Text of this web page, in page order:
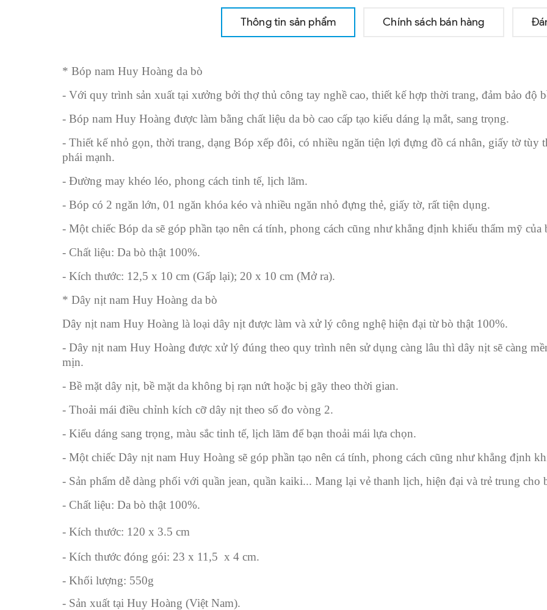
Thông tin sản phẩm Chính sách bán hàng
* Bóp nam Huy Hoàng da bò
- Với quy trình sản xuất tại xưởng bởi thợ thủ công tay nghề cao, thiết kế hợp thời trang, đảm bảo độ
- Bóp nam Huy Hoàng được làm bằng chất liệu da bò cao cấp tạo kiểu dáng lạ mắt, sang trọng.
- Thiết kế nhỏ gọn, thời trang, dạng Bóp xếp đôi, có nhiều ngăn tiện lợi đựng đồ cá nhân, giấy tờ tùy
phái mạnh.
- Đường may khéo léo, phong cách tinh tế, lịch lãm.
- Bóp có 2 ngăn lớn, 01 ngăn khóa kéo và nhiều ngăn nhỏ đựng thẻ, giấy tờ, rất tiện dụng.
- Một chiếc Bóp da sẽ góp phần tạo nên cá tính, phong cách cũng như khẳng định khiếu thẩm mỹ của
- Chất liệu: Da bò thật 100%.
- Kích thước: 12,5 x 10 cm (Gấp lại); 20 x 10 cm (Mở ra).
* Dây nịt nam Huy Hoàng da bò
Dây nịt nam Huy Hoàng là loại dây nịt được làm và xử lý công nghệ hiện đại từ bò thật 100%.
- Dây nịt nam Huy Hoàng được xử lý đúng theo quy trình nên sử dụng càng lâu thì dây nịt sẽ càng
mịn.
- Bề mặt dây nịt, bề mặt da không bị rạn nứt hoặc bị gãy theo thời gian.
- Thoải mái điều chỉnh kích cỡ dây nịt theo số đo vòng 2.
- Kiểu dáng sang trọng, màu sắc tinh tế, lịch lãm để bạn thoải mái lựa chọn.
- Một chiếc Dây nịt nam Huy Hoàng sẽ góp phần tạo nên cá tính, phong cách cũng như khẳng định
- Sản phẩm dễ dàng phối với quần jean, quần kaiki... Mang lại vẻ thanh lịch, hiện đại và trẻ trung cho
- Chất liệu: Da bò thật 100%.
- Kích thước: 120 x 3.5 cm
- Kích thước đóng gói: 23 x 11,5 x 4 cm.
- Khối lượng: 550g
- Sản xuất tại Huy Hoàng (Việt Nam).